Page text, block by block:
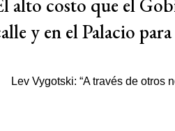
alto costo que el
y en el Palacio